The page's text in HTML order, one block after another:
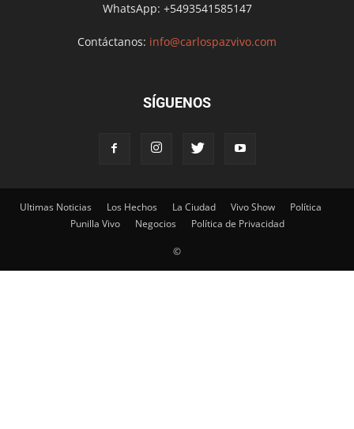
WhatsApp: +5493541585147
Contáctanos: info@carlospazvivo.com
SÍGUENOS
Ultimas Noticias Los Hechos La Ciudad Vivo Show
Política
Punilla Vivo
Negocios Política de Privacidad
©